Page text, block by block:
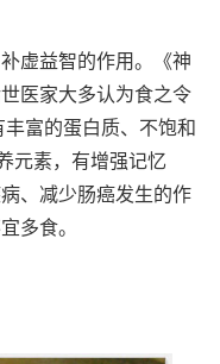
虚益智的作用。《神
医家大多认为食之令
富的蛋白质、不饱和
元素，有增强记忆
、减少肠癌发生的作
多食。